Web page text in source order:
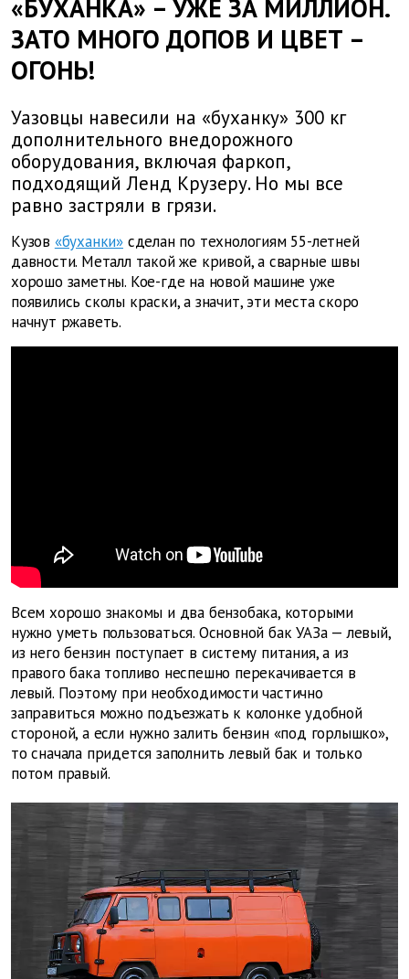
«БУХАНКА» – УЖЕ ЗА МИЛЛИОН.
ЗАТО МНОГО ДОПОВ И ЦВЕТ –
ОГОНЬ!
Уазовцы навесили на «буханку» 300 кг
дополнительного внедорожного
оборудования, включая фаркоп,
подходящий Ленд Крузеру. Но мы все
равно застряли в грязи.
Кузов «буханки» сделан по технологиям 55-летней
давности. Металл такой же кривой, а сварные швы
хорошо заметны. Кое-где на новой машине уже
появились сколы краски, а значит, эти места скоро
начнут ржаветь.
Всем хорошо знакомы и два бензобака, которыми
нужно уметь пользоваться. Основной бак УАЗа — левый,
из него бензин поступает в систему питания, а из
правого бака топливо неспешно перекачивается в
левый. Поэтому при необходимости частично
заправиться можно подъезжать к колонке удобной
стороной, а если нужно залить бензин «под горлышко»,
то сначала придется заполнить левый бак и только
потом правый.